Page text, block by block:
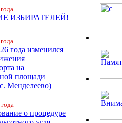
ИЗБИРАТЕЛЕЙ!
года изменился
на
площади
Менделеево)
о процедуре